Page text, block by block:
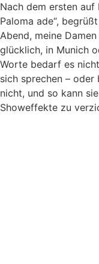
Nach dem ersten auf
Paloma ade“,
Abend, meine
glücklich, in Munich
Worte bedarf es
sich sprechen – oder
nicht, und so kann
Showeffekte zu